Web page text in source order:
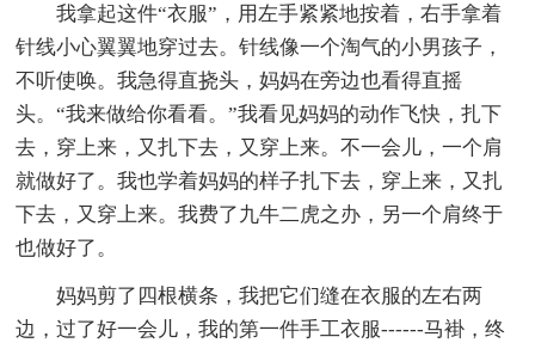
我拿起这件“衣服”，用左手紧紧地按着，右手拿着
针线小心翼翼地穿过去。针线像一个淘气的小男孩子，
不听使唤。我急得直挠头，妈妈在旁边也看得直摇
头。“我来做给你看看。”我看见妈妈的动作飞快，扎下
去，穿上来，又扎下去，又穿上来。不一会儿，一个肩
就做好了。我也学着妈妈的样子扎下去，穿上来，又扎
下去，又穿上来。我费了九牛二虎之办，另一个肩终于
也做好了。
妈妈剪了四根横条，我把它们缝在衣服的左右两
边，过了好一会儿，我的第一件手工衣服------马褂，终